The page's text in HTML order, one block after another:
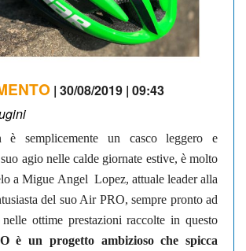
| 30/08/2019 | 09:43
semplicemente un casco leggero e
agio nelle calde giornate estive, è molto
a Migue Angel Lopez, attuale leader alla
del suo Air PRO, sempre pronto ad
nelle ottime prestazioni raccolte in questo
è un progetto ambizioso che spicca